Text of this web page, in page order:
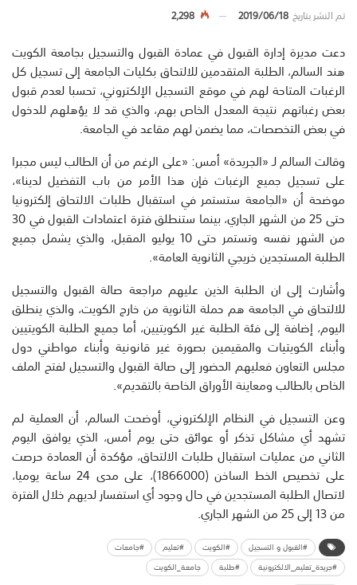
تم النشر بتاريخ2019/06/18
2,298
دعت مديرة إدارة القبول في عمادة القبول والتسجيل بجامعة الكويت
هند السالم، الطلبة المتقدمين للالتحاق بكليات الجامعة إلى تسجيل كل
الرغبات المتاحة لهم في موقع التسجيل الإلكتروني، تحسبا لعدم قبول
بعض رغباتهم نتيجة المعدل الخاص بهم، والذي قد لا يؤهلهم للدخول
في بعض التخصصات، مما يضمن لهم مقاعد في الجامعة.
وقالت السالم لـ «الجريدة» أمس: «على الرغم من أن الطالب ليس مجبرا
على تسجيل جميع الرغبات فإن هذا الأمر من باب التفضيل لدينا»،
موضحة أن «الجامعة ستستمر في استقبال طلبات الالتحاق إلكترونيا
حتى 25 من الشهر الجاري، بينما ستنطلق فترة اعتمادات القبول في 30
من الشهر نفسه وتستمر حتى 10 يوليو المقبل، والذي يشمل جميع
الطلبة المستجدين خريجي الثانوية العامة».
وأشارت إلى ان الطلبة الذين عليهم مراجعة صالة القبول والتسجيل
للالتحاق في الجامعة هم حملة الثانوية من خارج الكويت، والذي ينطلق
اليوم، إضافة إلى فئة الطلبة غير الكويتيين، أما جميع الطلبة الكويتيين
وأبناء الكويتيات والمقيمين بصورة غير قانونية وأبناء مواطني دول
مجلس التعاون فعليهم الحضور إلى صالة القبول والتسجيل لفتح الملف
الخاص بالطالب ومعاينة الأوراق الخاصة بالتقديم».
وعن التسجيل في النظام الإلكتروني، أوضحت السالم، أن العملية لم
تشهد أي مشاكل تذكر أو عوائق حتى يوم أمس، الذي يوافق اليوم
الثاني من عمليات استقبال طلبات الالتحاق، مؤكدة أن العمادة حرصت
على تخصيص الخط الساخن (1866000)، على مدى 24 ساعة يوميا،
لاتصال الطلبة المستجدين في حال وجود أي استفسار لديهم خلال الفترة
من 13 إلى 25 من الشهر الجاري.
#القبول و التسجيل #الكويت #تعليم
#جامعات
#جريدة_تعليم_الالكترونية
#طلبة جامعة_الكويت